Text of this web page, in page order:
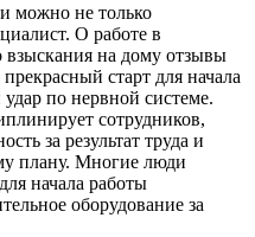
можно не только
О работе в
взыскания на дому отзывы
старт для начала
по нервной системе.
сотрудников,
за результат труда и
плану. Многие люди
начала работы
оборудование за